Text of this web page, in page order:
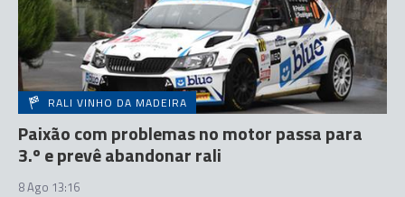
RALI VINHO DA MADEIRA
Paixão com problemas no motor passa para
3.º e prevê abandonar rali
8 Ago 13:16